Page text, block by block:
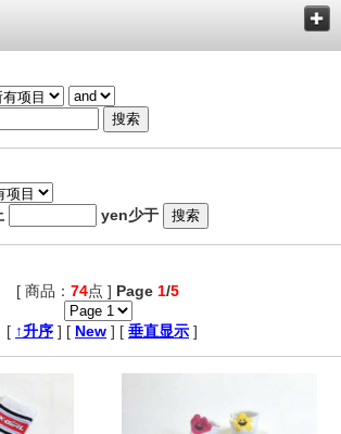
yen少于
[ 商品： 74点 ] Page 1/5
[ ↑升序 ] [ New ] [ 垂直显示 ]